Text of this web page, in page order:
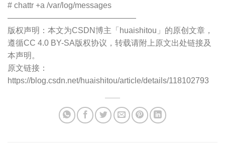
# chattr +a /var/log/messages
————————————————
版权声明：本文为CSDN博主「huaishitou」的原创文章，
遵循CC 4.0 BY-SA版权协议，转载请附上原文出处链接及
本声明。
原文链接：
https://blog.csdn.net/huaishitou/article/details/118102793